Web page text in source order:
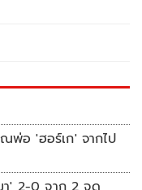
พ่อ 'ฮอร์เก' จากไป